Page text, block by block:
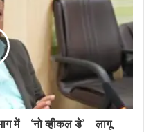
में ‘नो व्हीकल डे’ लागू